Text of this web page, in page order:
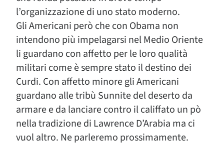
l’organizzazione di uno stato moderno.
Gli Americani però che con Obama non
intendono più impelagarsi nel Medio Oriente
li guardano con affetto per le loro qualità
militari come è sempre stato il destino dei
Curdi. Con affetto minore gli Americani
guardano alle tribù Sunnite del deserto da
armare e da lanciare contro il califfato un pò
nella tradizione di Lawrence D’Arabia ma ci
vuol altro. Ne parleremo prossimamente.